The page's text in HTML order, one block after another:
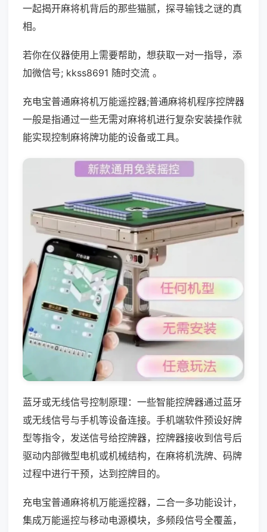
一起揭开麻将机背后的那些猫腻，探寻输钱之谜的真
相。
若你在仪器使用上需要帮助，想获取一对一指导，添
加微信号; kkss8691 随时交流 。
充电宝普通麻将机万能遥控器;普通麻将机程序控牌器
一般是指通过一些无需对麻将机进行复杂安装操作就
能实现控制麻将牌功能的设备或工具。
蓝牙或无线信号控制原理：一些智能控牌器通过蓝牙
或无线信号与手机等设备连接。手机端软件预设好牌
型等指令，发送信号给控牌器，控牌器接收到信号后
驱动内部微型电机或机械结构，在麻将机洗牌、码牌
过程中进行干预，达到控牌目的。
充电宝普通麻将机万能遥控器，二合一多功能设计，
集成万能遥控与移动电源模块，多频段信号全覆盖，